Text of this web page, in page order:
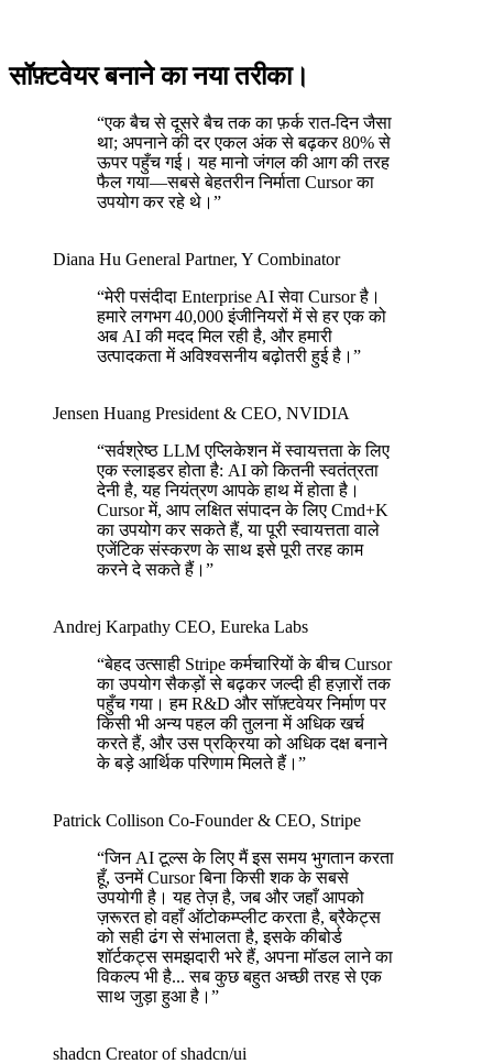
सॉफ़्टवेयर बनाने का नया तरीका।
“एक बैच से दूसरे बैच तक का फ़र्क रात-दिन जैसा
था; अपनाने की दर एकल अंक से बढ़कर 80% से
ऊपर पहुँच गई। यह मानो जंगल की आग की तरह
फैल गया—सबसे बेहतरीन निर्माता Cursor का
उपयोग कर रहे थे। ”
Diana Hu General Partner, Y Combinator
“मेरी पसंदीदा Enterprise AI सेवा Cursor है।
हमारे लगभग 40,000 इंजीनियरों में से हर एक को
अब AI की मदद मिल रही है, और हमारी
उत्पादकता में अविश्वसनीय बढ़ोतरी हुई है। ”
Jensen Huang President & CEO, NVIDIA
“सर्वश्रेष्ठ LLM एप्लिकेशन में स्वायत्तता के लिए
एक स्लाइडर होता है: AI को कितनी स्वतंत्रता
देनी है, यह नियंत्रण आपके हाथ में होता है।
Cursor में, आप लक्षित संपादन के लिए Cmd+K
का उपयोग कर सकते हैं, या पूरी स्वायत्तता वाले
एजेंटिक संस्करण के साथ इसे पूरी तरह काम
करने दे सकते हैं। ”
Andrej Karpathy CEO, Eureka Labs
“बेहद उत्साही Stripe कर्मचारियों के बीच Cursor
का उपयोग सैकड़ों से बढ़कर जल्दी ही हज़ारों तक
पहुँच गया। हम R&D और सॉफ़्टवेयर निर्माण पर
किसी भी अन्य पहल की तुलना में अधिक खर्च
करते हैं, और उस प्रक्रिया को अधिक दक्ष बनाने
के बड़े आर्थिक परिणाम मिलते हैं। ”
Patrick Collison Co‑Founder & CEO, Stripe
“जिन AI टूल्स के लिए मैं इस समय भुगतान करता
हूँ, उनमें Cursor बिना किसी शक के सबसे
उपयोगी है। यह तेज़ है, जब और जहाँ आपको
ज़रूरत हो वहाँ ऑटोकम्प्लीट करता है, ब्रैकेट्स
को सही ढंग से संभालता है, इसके कीबोर्ड
शॉर्टकट्स समझदारी भरे हैं, अपना मॉडल लाने का
विकल्प भी है... सब कुछ बहुत अच्छी तरह से एक
साथ जुड़ा हुआ है। ”
shadcn Creator of shadcn/ui